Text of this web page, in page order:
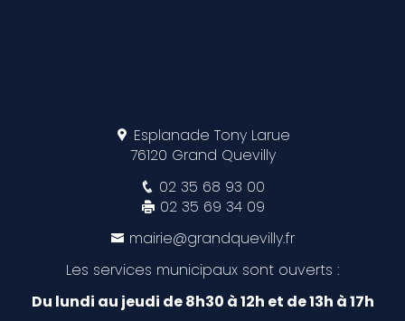
Esplanade Tony Larue
76120 Grand Quevilly
02 35 68 93 00
02 35 69 34 09
mairie@grandquevilly.fr
Les services municipaux sont ouverts :
Du lundi au jeudi de 8h30 à 12h et de 13h à 17h